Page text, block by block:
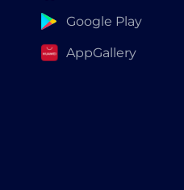
Google Play
AppGallery